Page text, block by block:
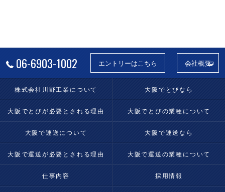
06-6903-1002 エントリーはこちら 会社概要
株式会社川野工業について 大阪でとびなら
大阪でとびが必要とされる理由 大阪でとびの業種について
大阪で運送について 大阪で運送なら
大阪で運送が必要とされる理由 大阪で運送の業種について
仕事内容 採用情報